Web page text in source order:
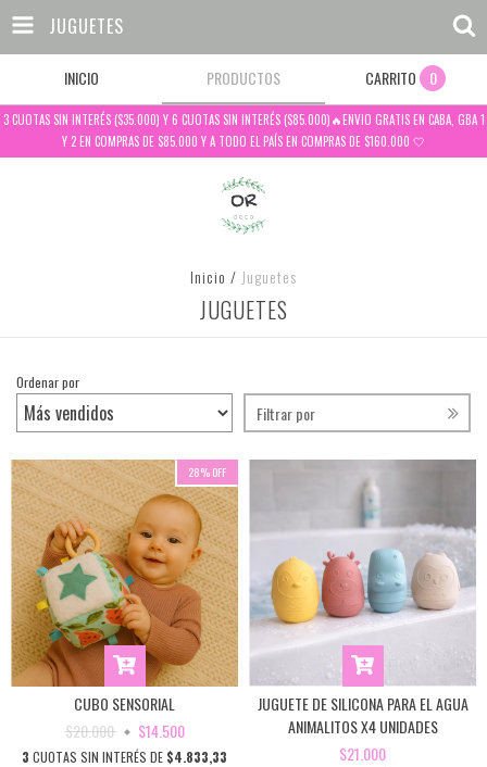
JUGUETES
INICIO PRODUCTOS CARRITO 0
3 CUOTAS SIN INTERÉS ($35.000) Y 6 CUOTAS SIN INTERÉS ($85.000)🔥ENVIO GRATIS EN CABA, GBA 1
Y 2 EN COMPRAS DE $85.000 Y A TODO EL PAÍS EN COMPRAS DE $160.000 🤍
Inicio / Juguetes
JUGUETES
Ordenar por
Filtrar por
28% OFF
CUBO SENSORIAL
$20.000
$14.500
3 CUOTAS SIN INTERÉS DE $4.833,33
JUGUETE DE SILICONA PARA EL AGUA
ANIMALITOS X4 UNIDADES
$21.000